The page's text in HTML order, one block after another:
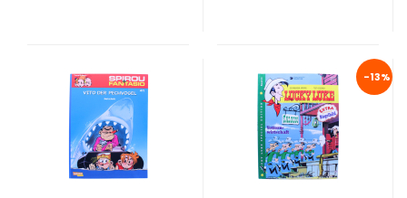
-13%